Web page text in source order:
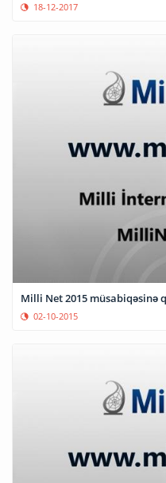
18-12-2017
Milli Net 2015 müsabiqəsinə
02-10-2015